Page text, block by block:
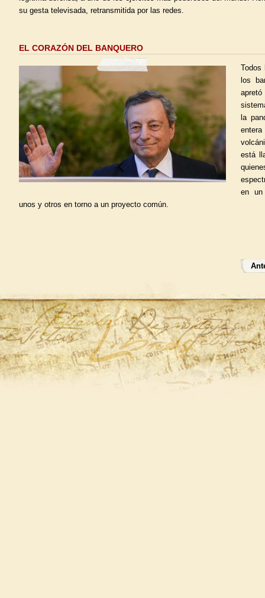
su gesta televisada, retransmitida por las redes.
EL CORAZÓN DEL BANQUERO
Todos
los
la
está
en un
unos y otros en torno a un proyecto común.